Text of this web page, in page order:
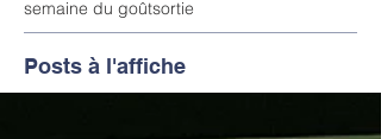
semaine du goûtsortie
Posts à l'affiche